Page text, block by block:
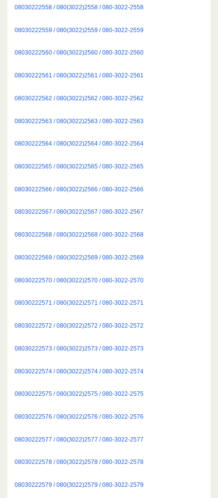
08030222558 / 080(3022)2558 / 080-3022-2558
08030222559 / 080(3022)2559 / 080-3022-2559
08030222560 / 080(3022)2560 / 080-3022-2560
08030222561 / 080(3022)2561 / 080-3022-2561
08030222562 / 080(3022)2562 / 080-3022-2562
08030222563 / 080(3022)2563 / 080-3022-2563
08030222564 / 080(3022)2564 / 080-3022-2564
08030222565 / 080(3022)2565 / 080-3022-2565
08030222566 / 080(3022)2566 / 080-3022-2566
08030222567 / 080(3022)2567 / 080-3022-2567
08030222568 / 080(3022)2568 / 080-3022-2568
08030222569 / 080(3022)2569 / 080-3022-2569
08030222570 / 080(3022)2570 / 080-3022-2570
08030222571 / 080(3022)2571 / 080-3022-2571
08030222572 / 080(3022)2572 / 080-3022-2572
08030222573 / 080(3022)2573 / 080-3022-2573
08030222574 / 080(3022)2574 / 080-3022-2574
08030222575 / 080(3022)2575 / 080-3022-2575
08030222576 / 080(3022)2576 / 080-3022-2576
08030222577 / 080(3022)2577 / 080-3022-2577
08030222578 / 080(3022)2578 / 080-3022-2578
08030222579 / 080(3022)2579 / 080-3022-2579